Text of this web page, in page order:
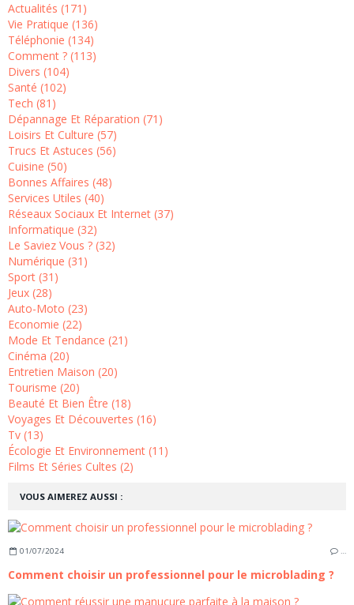
VOUS AIMEREZ AUSSI :
01/07/2024 …
Comment choisir un professionnel pour le microblading ?
Actualités (171)
Vie Pratique (136)
Téléphonie (134)
Comment ? (113)
Divers (104)
Santé (102)
Tech (81)
Dépannage Et Réparation (71)
Loisirs Et Culture (57)
Trucs Et Astuces (56)
Cuisine (50)
Bonnes Affaires (48)
Services Utiles (40)
Réseaux Sociaux Et Internet (37)
Informatique (32)
Le Saviez Vous ? (32)
Numérique (31)
Sport (31)
Jeux (28)
Auto-Moto (23)
Economie (22)
Mode Et Tendance (21)
Cinéma (20)
Entretien Maison (20)
Tourisme (20)
Beauté Et Bien Être (18)
Voyages Et Découvertes (16)
Tv (13)
Écologie Et Environnement (11)
Films Et Séries Cultes (2)